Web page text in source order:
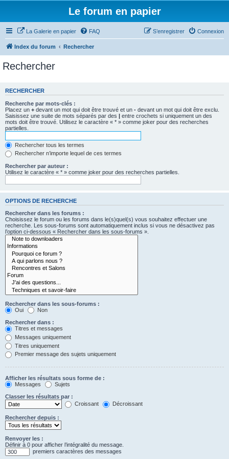
Le forum en papier
La Galerie en papier FAQ Connexion
S’enregistrer
Index du forum Rechercher
Rechercher
RECHERCHER
Recherche par mots-clés :
Placez un + devant un mot qui doit être trouvé et un - devant un mot qui doit être exclu.
Saisissez une suite de mots séparés par des | entre crochets si uniquement un des
mots doit être trouvé. Utilisez le caractère « * » comme joker pour des recherches
partielles.
Rechercher tous les termes
Rechercher n’importe lequel de ces termes
Rechercher par auteur :
Utilisez le caractère « * » comme joker pour des recherches partielles.
OPTIONS DE RECHERCHE
Rechercher dans les forums :
Choisissez le forum ou les forums dans le(s)quel(s) vous souhaitez effectuer une
recherche. Les sous-forums sont automatiquement inclus si vous ne désactivez pas
l’option ci-dessous « Rechercher dans les sous-forums ».
Rechercher dans les sous-forums :
Oui
Non
Rechercher dans :
Titres et messages
Messages uniquement
Titres uniquement
Premier message des sujets uniquement
Afficher les résultats sous forme de :
Messages
Sujets
Classer les résultats par :
Croissant
Décroissant
Rechercher depuis :
Renvoyer les :
Définir à 0 pour afficher l’intégralité du message.
premiers caractères des messages